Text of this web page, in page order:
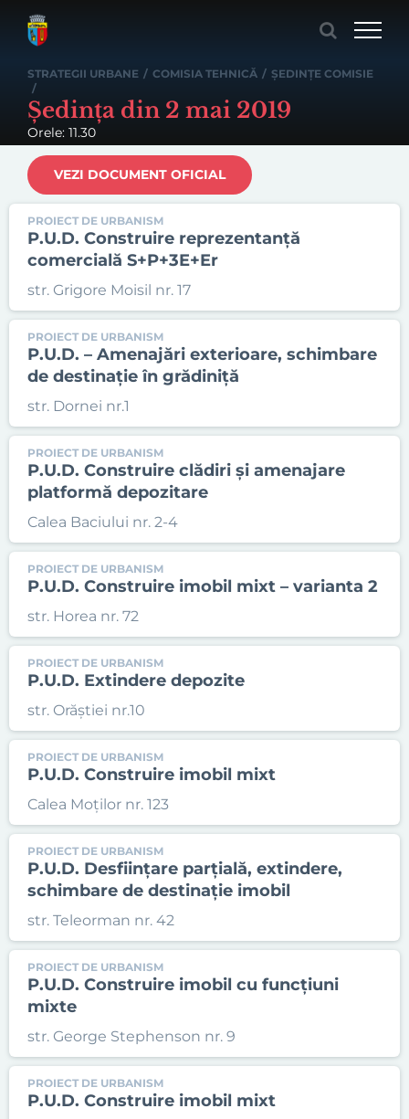
STRATEGII URBANE / COMISIA TEHNICĂ / ȘEDINȚE COMISIE
/
Ședința din 2 mai 2019
Orele: 11.30
VEZI DOCUMENT OFICIAL
PROIECT DE URBANISM
P.U.D. Construire reprezentanță
comercială S+P+3E+Er
str. Grigore Moisil nr. 17
PROIECT DE URBANISM
P.U.D. – Amenajări exterioare, schimbare
de destinație în grădiniță
str. Dornei nr.1
PROIECT DE URBANISM
P.U.D. Construire clădiri și amenajare
platformă depozitare
Calea Baciului nr. 2-4
PROIECT DE URBANISM
P.U.D. Construire imobil mixt – varianta 2
str. Horea nr. 72
PROIECT DE URBANISM
P.U.D. Extindere depozite
str. Orăștiei nr.10
PROIECT DE URBANISM
P.U.D. Construire imobil mixt
Calea Moților nr. 123
PROIECT DE URBANISM
P.U.D. Desființare parțială, extindere,
schimbare de destinație imobil
str. Teleorman nr. 42
PROIECT DE URBANISM
P.U.D. Construire imobil cu funcțiuni
mixte
str. George Stephenson nr. 9
PROIECT DE URBANISM
P.U.D. Construire imobil mixt